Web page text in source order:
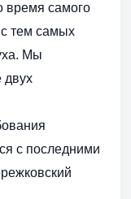
время самого
тем самых
Мы
двух
с последними